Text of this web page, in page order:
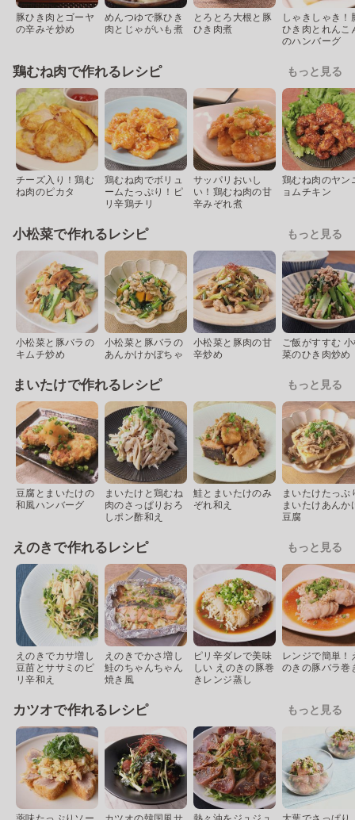
豚ひき肉とゴーヤ
の辛みそ炒め
めんつゆで豚ひき
肉とじゃがいも煮
とろとろ大根と豚
ひき肉煮
しゃきしゃき！
ひき肉とれんこ
のハンバーグ
鶏むね肉で作れるレシピ もっと見る
チーズ入り！鶏む
ね肉のピカタ
鶏むね肉でボリュ
ームたっぷり！ピ
リ辛鶏チリ
サッパリおいし
い！鶏むね肉の甘
辛みぞれ煮
鶏むね肉のヤン
ョムチキン
小松菜で作れるレシピ もっと見る
小松菜と豚バラの
キムチ炒め
小松菜と豚バラの
あんかけかぼちゃ
小松菜と豚肉の甘
辛炒め
ご飯がすすむ
菜のひき肉炒め
まいたけで作れるレシピ もっと見る
豆腐とまいたけの
和風ハンバーグ
まいたけと鶏むね
肉のさっぱりおろ
しポン酢和え
鮭とまいたけのみ
ぞれ和え
まいたけたっぷ
まいたけあんか
豆腐
えのきで作れるレシピ もっと見る
えのきでカサ増し
豆苗とササミのピ
リ辛和え
えのきでかさ増し
鮭のちゃんちゃん
焼き風
ピリ辛ダレで美味
しい えのきの豚巻
きレンジ蒸し
レンジで簡単！
のきの豚バラ巻
カツオで作れるレシピ もっと見る